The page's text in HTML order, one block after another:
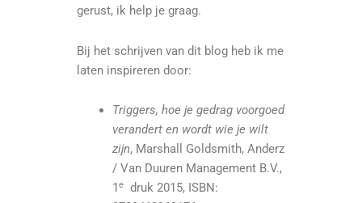
gerust, ik help je graag.
Bij het schrijven van dit blog heb ik me
laten inspireren door:
Triggers, hoe je gedrag voorgoed
verandert en wordt wie je wilt
zijn, Marshall Goldsmith, Anderz
/ Van Duuren Management B.V.,
1edruk 2015, ISBN: